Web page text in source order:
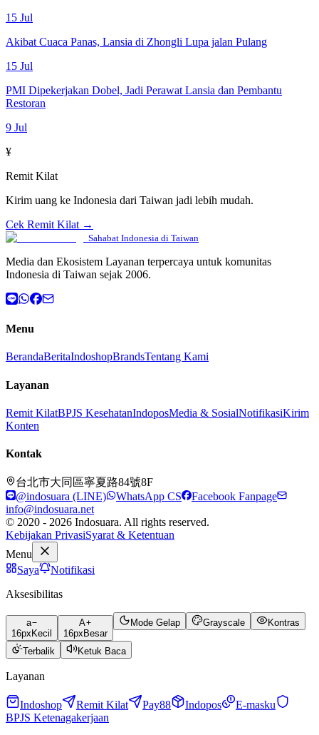
15 Jul
Akibat Cuaca Panas, Lansia di Zhongli Lupa jalan Pulang
15 Jul
PMI Dipekerjakan Dobel, Jadi Perawat Lansia dan Pembantu
Restoran
9 Jul
¥
Remit Kilat
Kirim uang ke Indonesia dari Taiwan jadi lebih mudah.
Cek Remit Kilat →
Sahabat Indonesia di Taiwan
Media dan Ekosistem Layanan terpercaya untuk komunitas
Indonesia di Taiwan sejak 2006.
Menu
BerandaBeritaIndoshopBrandsTentang Kami
Layanan
Remit KilatBPJS KesehatanIndoposMedia & SosialNotifikasiKirim
Konten
Kontak
台北市大同區寧夏路84號8F
@indosuara (LINE)
WhatsApp CS
Facebook Fanpage
info@indosuara.net
© 2020 - 2026 Indosuara. All rights reserved.
Kebijakan PrivasiSyarat & Ketentuan
Menu
Saya
Notifikasi
Aksesibilitas
a
16px Kecil
A
16px Besar
Mode Gelap Grayscale Kontras
Terbalik Ketuk Baca
Layanan
Indoshop Remit Kilat Pay88 Indopos
E-masku
BPJS Ketenagakerjaan